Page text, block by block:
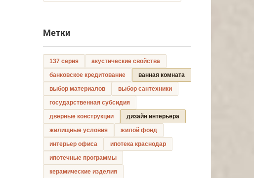
Метки
137 серия
акустические свойства
банковское кредитование
ванная комната
выбор материалов
выбор сантехники
государственная субсидия
дверные конструкции
дизайн интерьера
жилищные условия
жилой фонд
интерьер офиса
ипотека краснодар
ипотечные программы
керамические изделия